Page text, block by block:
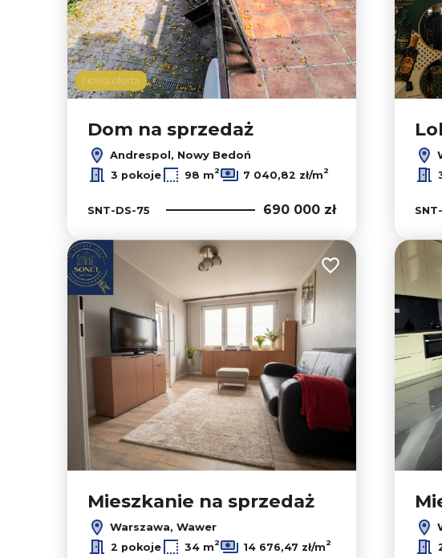
Nowa oferta
Dom na sprzedaż
Andrespol, Nowy Bedoń
3 pokoje 98 m2 7 040,82 zł/m2
SNT-DS-75 690 000 zł
Dodaj do ulubionych
Mieszkanie na sprzedaż
Warszawa, Wawer
2 pokoje 34 m2 14 676,47 zł/m2